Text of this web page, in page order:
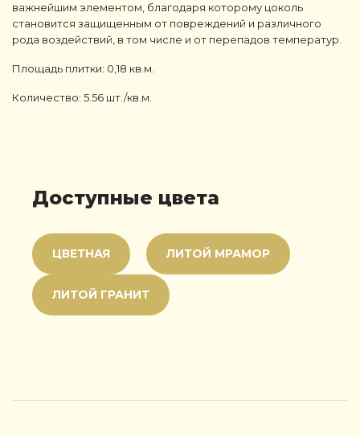
важнейшим элементом, благодаря которому цоколь
становится защищенным от повреждений и различного
рода воздействий, в том числе и от перепадов температур.
Площадь плитки: 0,18 кв.м.
Количество: 5.56 шт./кв.м.
Доступные цвета
ЦВЕТНАЯ ЛИТОЙ МРАМОР
ЛИТОЙ ГРАНИТ